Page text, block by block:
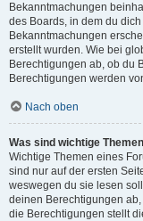
Bekanntmachungen
des Boards, in dem du
Bekanntmachungen
erstellt wurden. Wie bei
Berechtigungen ab, ob du
Berechtigungen werden
Nach oben
Was sind wichtige
Wichtige Themen eines
sind nur auf der ersten
weswegen du sie lesen
deinen Berechtigungen
die Berechtigungen stellt